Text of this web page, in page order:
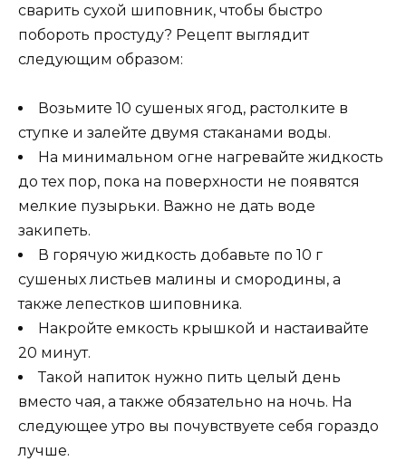
сварить сухой шиповник, чтобы быстро
побороть простуду? Рецепт выглядит
следующим образом:
Возьмите 10 сушеных ягод, растолките в
ступке и залейте двумя стаканами воды.
На минимальном огне нагревайте жидкость
до тех пор, пока на поверхности не появятся
мелкие пузырьки. Важно не дать воде
закипеть.
В горячую жидкость добавьте по 10 г
сушеных листьев малины и смородины, а
также лепестков шиповника.
Накройте емкость крышкой и настаивайте
20 минут.
Такой напиток нужно пить целый день
вместо чая, а также обязательно на ночь. На
следующее утро вы почувствуете себя гораздо
лучше.